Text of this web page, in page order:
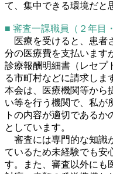
て、集中できる環境だと
■ 審査一課職員（２年目
医療を受けると、患者
分の医療費を支払います
診療報酬明細書（レセプ
る市町村などに請求しま
本会は、医療機関等から
い等を行う機関で、私が
トの内容が適切である
としています。
審査には専門的な知識
ているため未経験でも安
す。また、審査以外にも